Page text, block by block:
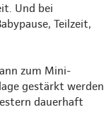
Und bei
Teilzeit,
zum Mini-
gestärkt werden
dauerhaft